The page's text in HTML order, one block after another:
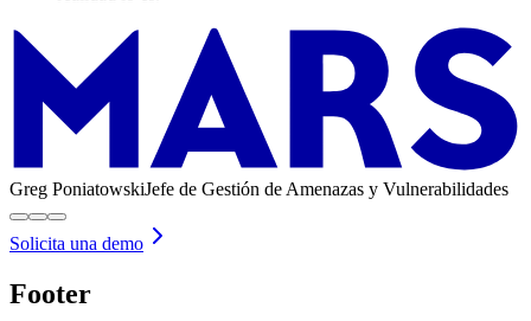
Greg PoniatowskiJefe de Gestión de Amenazas y Vulnerabilidades
Solicita una demo
Footer